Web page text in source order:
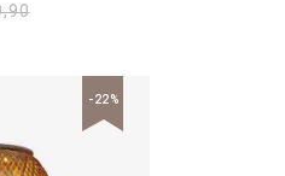
-22%